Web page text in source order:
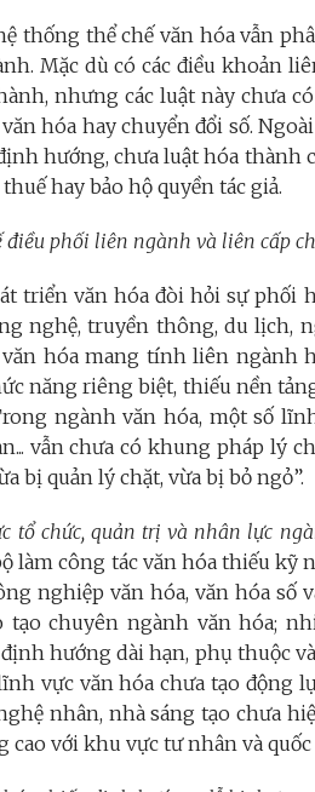
thống thể chế văn hóa vẫn
Mặc dù có các điều khoản
nhưng các luật này chưa
hóa hay chuyển đổi số.
hướng, chưa luật hóa thành
hay bảo hộ quyền tác giả.
điều phối liên ngành và liên cấp
triển văn hóa đòi hỏi sự phối
nghệ, truyền thông, du lịch,
hóa mang tính liên ngành
năng riêng biệt, thiếu nền
ngành văn hóa, một số
vẫn chưa có khung pháp lý
bị quản lý chặt, vừa bị bỏ ngỏ”.
tổ chức, quản trị và nhân lực
làm công tác văn hóa thiếu kỹ
nghiệp văn hóa, văn hóa số
tạo chuyên ngành văn hóa;
hướng dài hạn, phụ thuộc
vực văn hóa chưa tạo động
nhân, nhà sáng tạo chưa
cao với khu vực tư nhân và quốc